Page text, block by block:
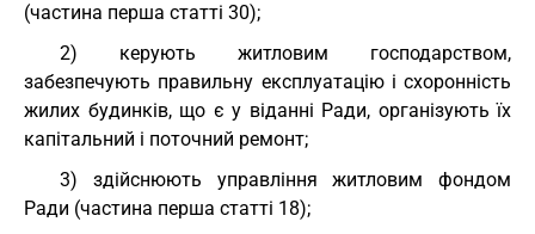
(частина перша статті 30);
2) керують житловим господарством,
забезпечують правильну експлуатацію і схоронність
жилих будинків, що є у віданні Ради, організують їх
капітальний і поточний ремонт;
3) здійснюють управління житловим фондом
Ради (частина перша статті 18);